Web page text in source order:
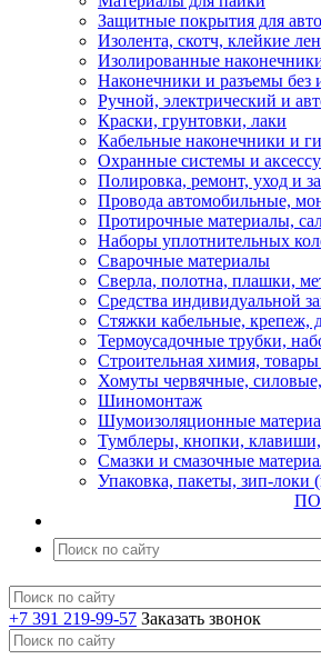
Защитные покрытия для
Изолента, скотч, клейкие
Изолированные
Наконечники и разъемы без
Ручной, электрический и
Краски, грунтовки, лаки
Кабельные наконечники и
Охранные системы и
Полировка, ремонт, уход и
Провода автомобильные,
Протирочные материалы,
Наборы уплотнительных
Сварочные материалы
Сверла, полотна, плашки,
Средства индивидуальной
Стяжки кабельные, крепеж,
Термоусадочные трубки,
Строительная химия,
Хомуты червячные,
Шиномонтаж
Шумоизоляционные
Тумблеры, кнопки,
Смазки и смазочные
Упаковка, пакеты, зип-локи
+7 391 219-99-57 Заказать звонок